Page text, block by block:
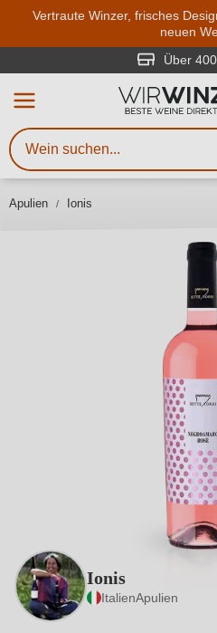
Vertraute Winzer, frisches
neuen
Über
Apulien Ionis
Ionis
ItalienApulien
Weinsuche
Mindestens 3 Zeichen
Beschreiben Sie,
Sie suchen – ob